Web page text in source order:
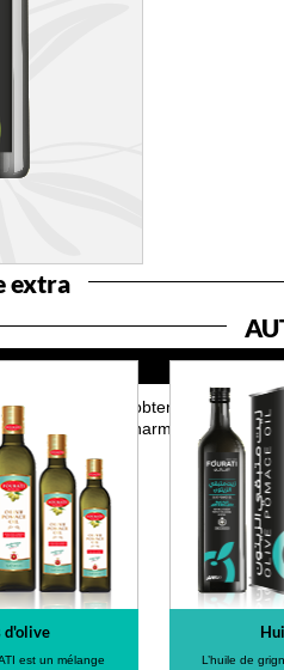
extra
FOURATI
est obtenue
au gout subtil et harmonieux,
d'olive
est un mélange
L’huile de